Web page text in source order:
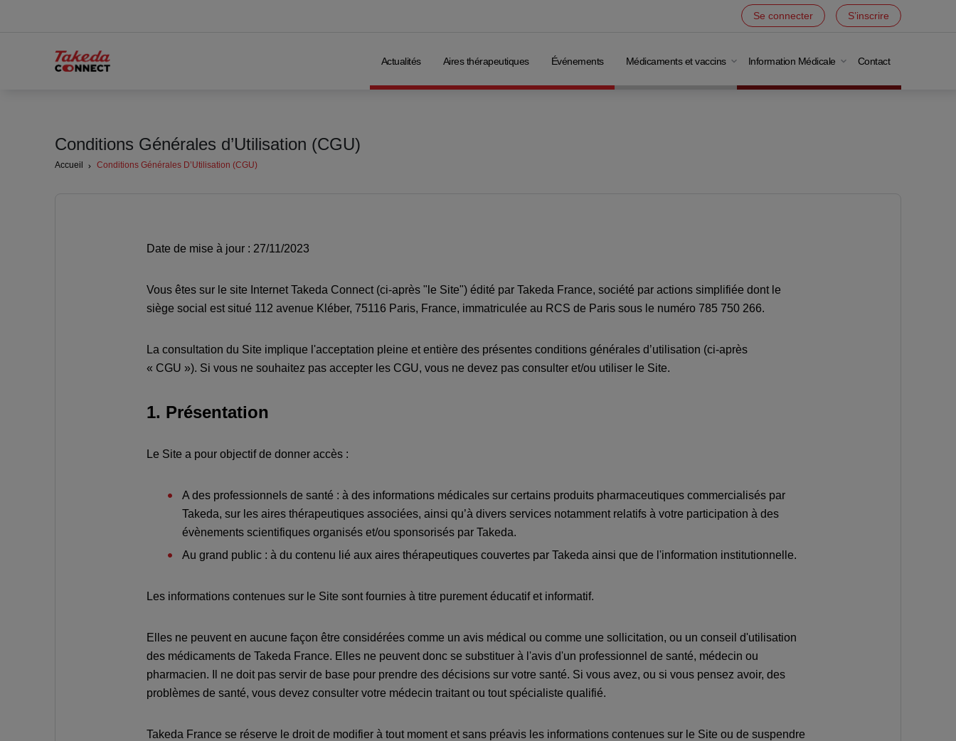
content
Se connecter
S’inscrire
Actualités
Aires thérapeutiques Événements Médicaments et vaccins Information Médicale Contact
Conditions Générales d’Utilisation (CGU)
Accueil Conditions Générales D’Utilisation (CGU)
Date de mise à jour : 27/11/2023
Vous êtes sur le site Internet Takeda Connect (ci-après "le Site") édité par Takeda France, société par actions simplifiée dont le
siège social est situé 112 avenue Kléber, 75116 Paris, France, immatriculée au RCS de Paris sous le numéro 785 750 266.
La consultation du Site implique l'acceptation pleine et entière des présentes conditions générales d’utilisation (ci-après
« CGU »). Si vous ne souhaitez pas accepter les CGU, vous ne devez pas consulter et/ou utiliser le Site.
1. Présentation
Le Site a pour objectif de donner accès :
A des professionnels de santé : à des informations médicales sur certains produits pharmaceutiques commercialisés par
Takeda, sur les aires thérapeutiques associées, ainsi qu’à divers services notamment relatifs à votre participation à des
évènements scientifiques organisés et/ou sponsorisés par Takeda.
Au grand public : à du contenu lié aux aires thérapeutiques couvertes par Takeda ainsi que de l'information institutionnelle.
Les informations contenues sur le Site sont fournies à titre purement éducatif et informatif.
Elles ne peuvent en aucune façon être considérées comme un avis médical ou comme une sollicitation, ou un conseil d'utilisation
des médicaments de Takeda France. Elles ne peuvent donc se substituer à l'avis d'un professionnel de santé, médecin ou
pharmacien. Il ne doit pas servir de base pour prendre des décisions sur votre santé. Si vous avez, ou si vous pensez avoir, des
problèmes de santé, vous devez consulter votre médecin traitant ou tout spécialiste qualifié.
Takeda France se réserve le droit de modifier à tout moment et sans préavis les informations contenues sur le Site ou de suspendre